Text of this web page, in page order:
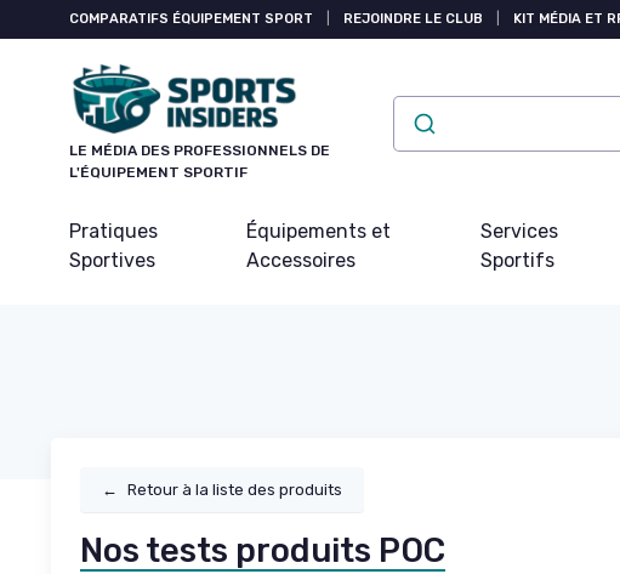
COMPARATIFS ÉQUIPEMENT SPORT REJOINDRE LE CLUB KIT MÉDIA ET
LE MÉDIA DES PROFESSIONNELS DE
L'ÉQUIPEMENT SPORTIF
Pratiques
Sportives
Équipements et
Accessoires
Services
Sportifs
← Retour à la liste des produits
Nos tests produits POC
Panneau de gestion des cookies